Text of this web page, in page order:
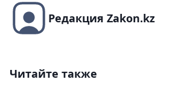
Редакция Zakon.kz
Читайте также